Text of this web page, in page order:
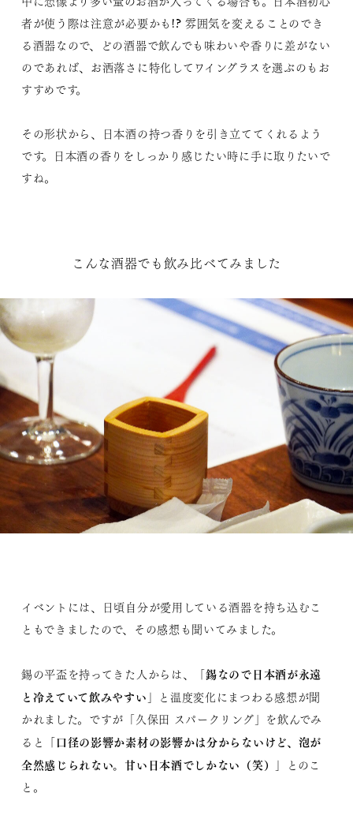
者が使う際は注意が必要かも!? 雰囲気を変えることのでき
る酒器なので、どの酒器で飲んでも味わいや香りに差がない
のであれば、お洒落さに特化してワイングラスを選ぶのもお
すすめです。
その形状から、日本酒の持つ香りを引き立ててくれるよう
です。日本酒の香りをしっかり感じたい時に手に取りたいで
すね。
こんな酒器でも飲み比べてみました
イベントには、日頃自分が愛用している酒器を持ち込むこ
ともできましたので、その感想も聞いてみました。
錫の平盃を持ってきた人からは、
「錫なので日本酒が永遠
と冷えていて飲みやすい」
と温度変化にまつわる感想が聞
かれました。ですが「久保田 スパークリング」を飲んでみ
ると
「口径の影響か素材の影響かは分からないけど、泡が
全然感じられない。甘い日本酒でしかない（笑）」
とのこ
と。